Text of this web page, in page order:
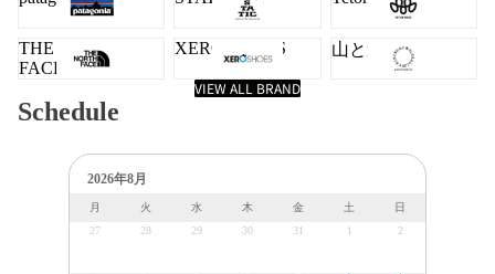
THE NORTH
FACE
XERO SHOES 山と道
VIEW ALL BRAND
Schedule
2026年8月
月 火 水 木 金 土
日
27
28 29 30 31 1 2